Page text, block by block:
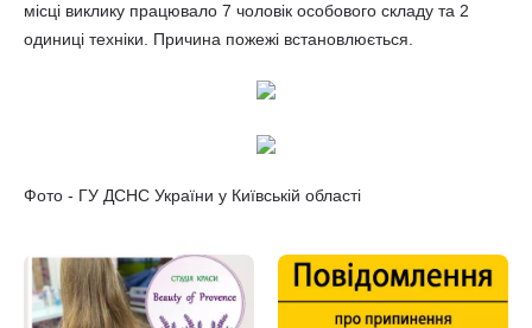
місці виклику працювало 7 чоловік особового складу та 2
одиниці техніки. Причина пожежі встановлюється.
Фото - ГУ ДСНС України у Київській області